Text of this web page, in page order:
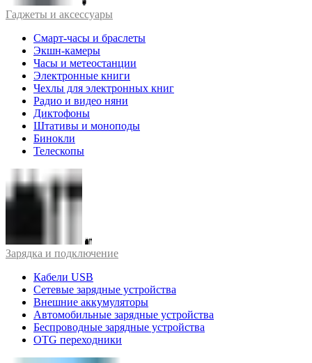
Гаджеты и аксессуары
Смарт-часы и браслеты
Экшн-камеры
Часы и метеостанции
Электронные книги
Чехлы для электронных книг
Радио и видео няни
Диктофоны
Штативы и моноподы
Бинокли
Телескопы
Зарядка и подключение
Кабели USB
Сетевые зарядные устройства
Внешние аккумуляторы
Автомобильные зарядные устройства
Беспроводные зарядные устройства
OTG переходники